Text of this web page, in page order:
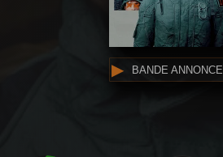
BANDE ANNONCE